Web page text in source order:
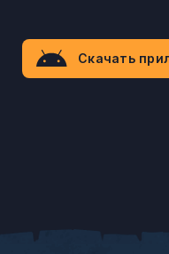
Скачать